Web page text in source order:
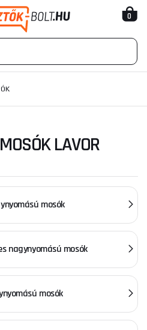
0
LAVOR
mosók
nagynyomású mosók
mosók